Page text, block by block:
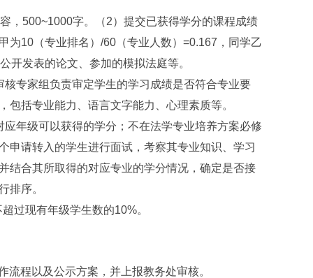
500~1000字。（2）提交已获得学分的课程成绩
为10（专业排名）/60（专业人数）=0.167，同学乙
开发表的论文、参加的模拟法庭等。
家组负责审定学生的学习成绩是否符合专业要
括专业能力、语言文字能力、心理素质等。
级可以获得的学分；不在法学专业培养方案必修
申请转入的学生进行面试，考察其专业知识、学习
结合其所取得的对应专业的学分情况，确定是否接
排序。
现有年级学生数的10%。
程以及公示方案，并上报教务处审核。